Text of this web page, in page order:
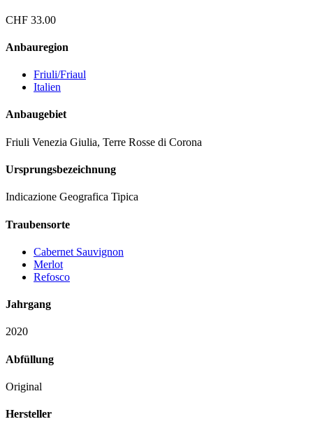
CHF 33.00
Anbauregion
Friuli/Friaul
Italien
Anbaugebiet
Friuli Venezia Giulia, Terre Rosse di Corona
Ursprungsbezeichnung
Indicazione Geografica Tipica
Traubensorte
Cabernet Sauvignon
Merlot
Refosco
Jahrgang
2020
Abfüllung
Original
Hersteller